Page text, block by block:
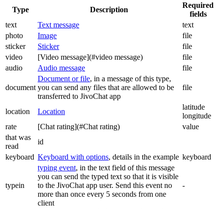
Type Description
Required
fields
text
Text message
text
photo
Image
file
sticker
Sticker
file
video
[Video message](#video message)
file
audio
Audio message file
document
Document or file, in a message of this type,
you can send any files that are allowed to be
transferred to JivoChat app
file
location Location
latitude
longitude
rate
[Chat rating](#Chat rating)
value
that was
read
id
keyboard Keyboard with options, details in the example keyboard
typein
typing event, in the text field of this message
you can send the typed text so that it is visible
to the JivoChat app user. Send this event no
more than once every 5 seconds from one
client
-